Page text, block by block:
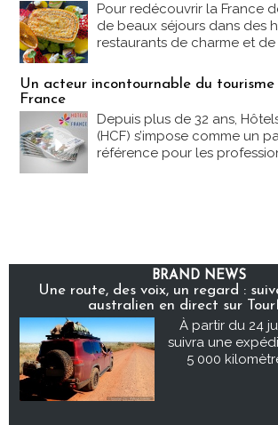
Pour redécouvrir la France
de beaux séjours dans des
restaurants de charme et de
Un acteur incontournable du tourisme
France
Depuis plus de 32 ans,
(HCF) s’impose comme un
référence pour les
BRAND NEWS
Une route, des voix, un regard :
australien en direct sur
À partir du 24
suivra une
5 000